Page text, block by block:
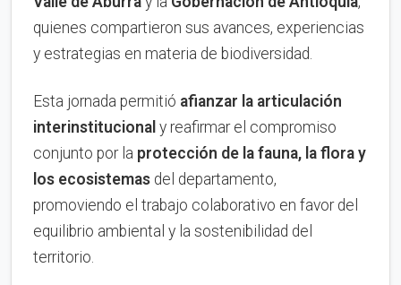
quienes compartieron sus avances, experiencias
y estrategias en materia de biodiversidad.
Esta jornada permitió afianzar la articulación
interinstitucional y reafirmar el compromiso
conjunto por la protección de la fauna, la flora y
los ecosistemas del departamento,
promoviendo el trabajo colaborativo en favor del
equilibrio ambiental y la sostenibilidad del
territorio.